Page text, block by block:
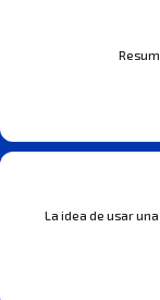
La idea de usar